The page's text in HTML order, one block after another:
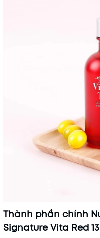
Thành phần chính
Signature Vita Red